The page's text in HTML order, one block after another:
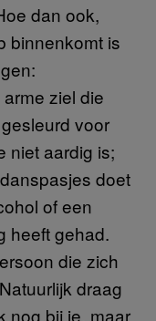
dan ook,
binnenkomt is
ziel die
voor
niet aardig is;
doet
of een
heeft gehad.
die zich
draag
nog bij je, maar